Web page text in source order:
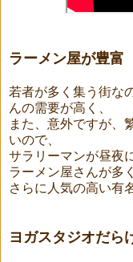
ラーメン屋が豊富
若者が多く集う街な
んの需要が高く、
また、意外ですが、
いので、
サラリーマンが昼夜
ラーメン屋さんが多
さらに人気の高い有
ヨガスタジオだら